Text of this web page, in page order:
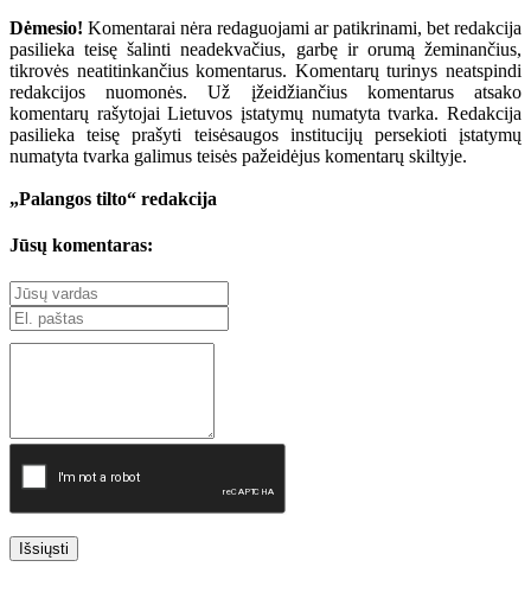
Dėmesio! Komentarai nėra redaguojami ar patikrinami, bet redakcija
pasilieka teisę šalinti neadekvačius, garbę ir orumą žeminančius,
tikrovės neatitinkančius komentarus. Komentarų turinys neatspindi
redakcijos nuomonės. Už įžeidžiančius komentarus atsako
komentarų rašytojai Lietuvos įstatymų numatyta tvarka. Redakcija
pasilieka teisę prašyti teisėsaugos institucijų persekioti įstatymų
numatyta tvarka galimus teisės pažeidėjus komentarų skiltyje.
„Palangos tilto“ redakcija
Jūsų komentaras:
Išsiųsti